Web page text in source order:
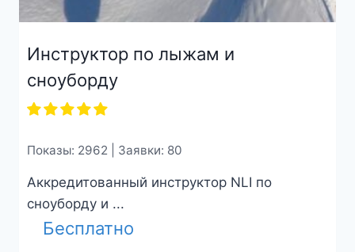
Инструктор по лыжам и
сноуборду
Показы: 2962 | Заявки: 80
Аккредитованный инструктор NLI по
сноуборду и ...
Бесплатно